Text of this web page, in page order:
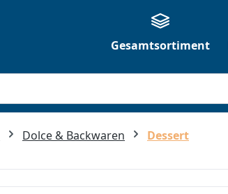
Gesamtsortiment
Dolce & Backwaren Dessert